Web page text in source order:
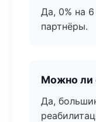
Да, 0% на
партнёры.
Можно ли
Да,